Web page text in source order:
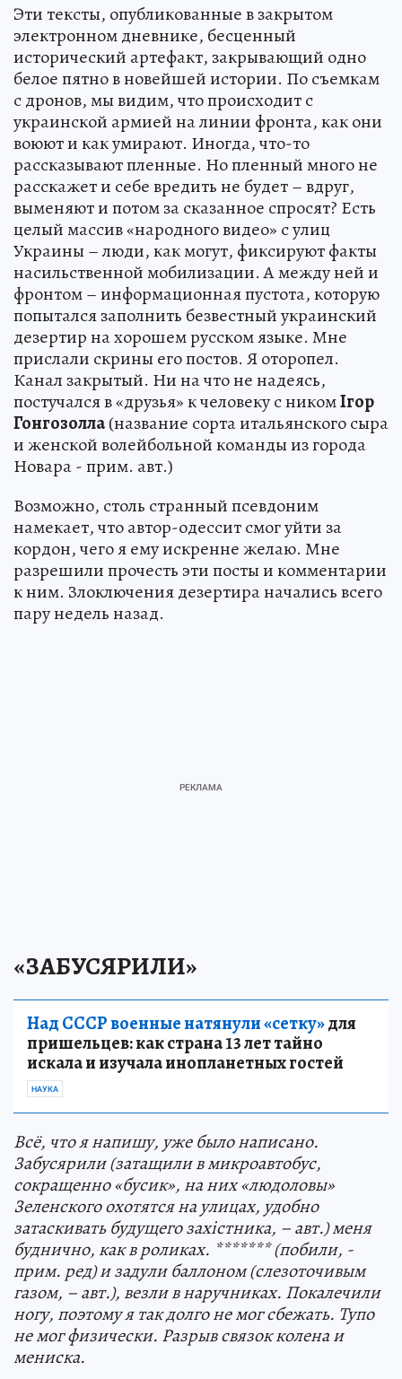
Эти тексты, опубликованные в закрытом
электронном дневнике, бесценный
исторический артефакт, закрывающий одно
белое пятно в новейшей истории. По съемкам
с дронов, мы видим, что происходит с
украинской армией на линии фронта, как они
воюют и как умирают. Иногда, что-то
рассказывают пленные. Но пленный много не
расскажет и себе вредить не будет – вдруг,
выменяют и потом за сказанное спросят? Есть
целый массив «народного видео» с улиц
Украины – люди, как могут, фиксируют факты
насильственной мобилизации. А между ней и
фронтом – информационная пустота, которую
попытался заполнить безвестный украинский
дезертир на хорошем русском языке. Мне
прислали скрины его постов. Я оторопел.
Канал закрытый. Ни на что не надеясь,
постучался в «друзья» к человеку с никомIгор
Гонгозолла(название сорта итальянского сыра
и женской волейбольной команды из города
Новара - прим. авт.)
Возможно, столь странный псевдоним
намекает, что автор-одессит смог уйти за
кордон, чего я ему искренне желаю. Мне
разрешили прочесть эти посты и комментарии
к ним. Злоключения дезертира начались всего
пару недель назад.
«ЗАБУСЯРИЛИ»
Над СССР военные натянули «сетку»для
пришельцев: как страна 13 лет тайно
искала и изучала инопланетных гостей
НАУКА
Всё, что я напишу, уже было написано.
Забусярили (затащили в микроавтобус,
сокращенно «бусик», на них «людоловы»
Зеленского охотятся на улицах, удобно
затаскивать будущего захiстника, – авт.) меня
буднично, как в роликах. ******* (побили, -
прим. ред) и задули баллоном (слезоточивым
газом, – авт.), везли в наручниках. Покалечили
ногу, поэтому я так долго не мог сбежать. Тупо
не мог физически. Разрыв связок колена и
мениска.